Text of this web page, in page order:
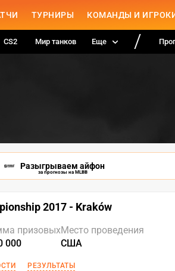
ТУРНИРЫ КОМАНДЫ И
CS2 Мир танков Еще
Разыгрываем айфон
за прогнозы на MLBB
2017 - Kraków
призовых
000
Место проведения
США
РЕЗУЛЬТАТЫ